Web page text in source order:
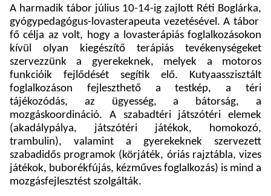
A harmadik tábor július 10-14-ig zajlott Réti Boglárka,
gyógypedagógus-lovasterapeuta vezetésével. A tábor
fő célja az volt, hogy a lovasterápiás foglalkozásokon
kívül olyan kiegészítő terápiás tevékenységeket
szervezzünk a gyerekeknek, melyek a motoros
funkcióik fejlődését segítik elő. Kutyaasszisztált
foglalkozáson fejleszthető a testkép, a téri
tájékozódás, az ügyesség, a bátorság, a
mozgáskoordináció. A szabadtéri játszótéri elemek
(akadálypálya, játszótéri játékok, homokozó,
trambulin), valamint a gyerekeknek szervezett
szabadidős programok (körjáték, óriás rajztábla, vizes
játékok, buborékfújás, kézműves foglalkozás) is mind a
mozgásfejlesztést szolgálták.